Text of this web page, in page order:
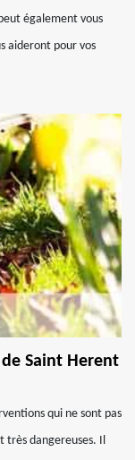
également vous
aideront pour vos
Saint Herent
qui ne sont pas
très dangereuses. Il